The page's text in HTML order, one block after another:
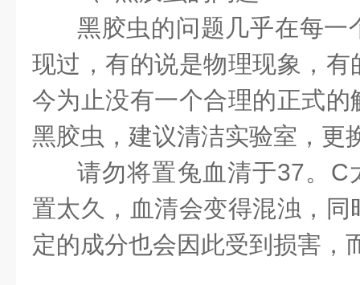
黑胶虫的问题几乎在每一
现过，有的说是物理现象，
今为止没有一个合理的正式
黑胶虫，建议清洁实验室，更
请勿将置兔血清于37。C
置太久，血清会变得混浊，
定的成分也会因此受到损害，